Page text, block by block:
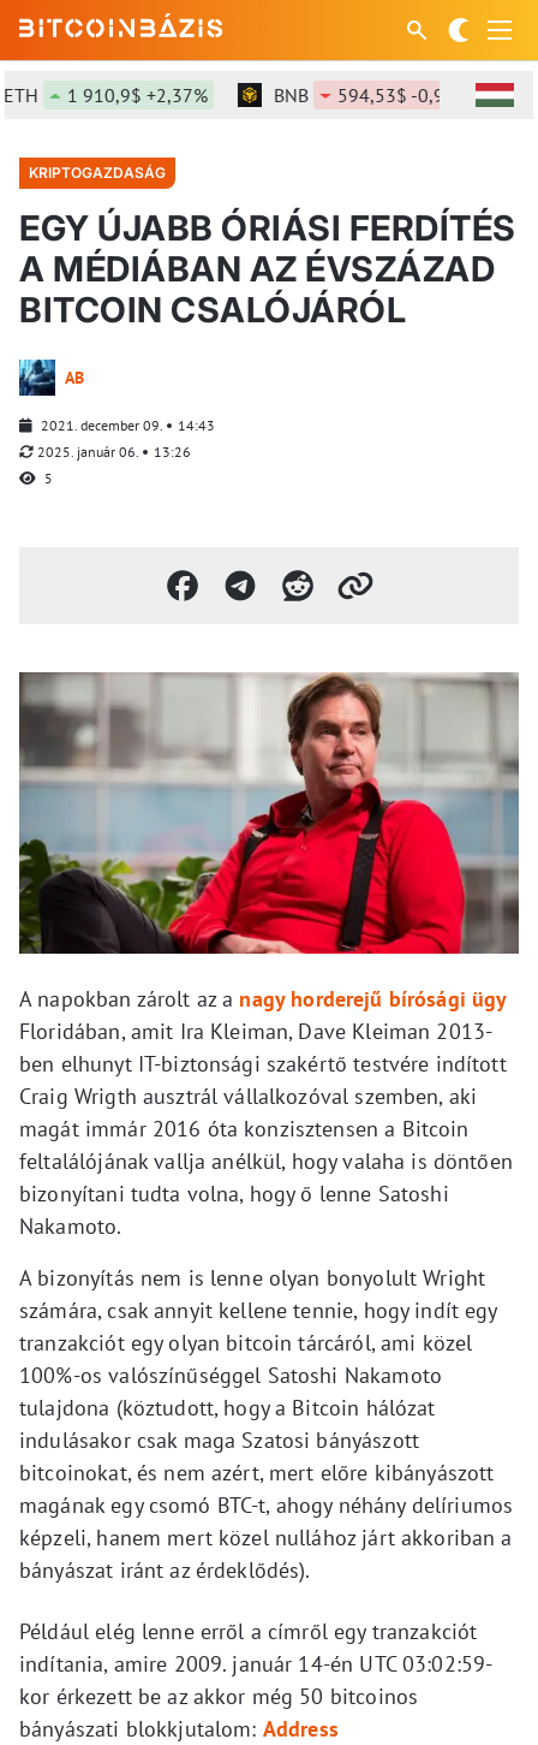
1 910,9$ +2,37% BNB 594,53$ -0,99% SOL
KRIPTOGAZDASÁG
EGY ÚJABB ÓRIÁSI FERDÍTÉS
A MÉDIÁBAN AZ ÉVSZÁZAD
BITCOIN CSALÓJÁRÓL
AB
2021. december 09.
14:43
2025. január 06.
13:26
5
A napokban zárolt az a nagy horderejű bírósági ügy
Floridában, amit Ira Kleiman, Dave Kleiman 2013-
ben elhunyt IT-biztonsági szakértő testvére indított
Craig Wrigth ausztrál vállalkozóval szemben, aki
magát immár 2016 óta konzisztensen a Bitcoin
feltalálójának vallja anélkül, hogy valaha is döntően
bizonyítani tudta volna, hogy ő lenne Satoshi
Nakamoto.
A bizonyítás nem is lenne olyan bonyolult Wright
számára, csak annyit kellene tennie, hogy indít egy
tranzakciót egy olyan bitcoin tárcáról, ami közel
100%-os valószínűséggel Satoshi Nakamoto
tulajdona (köztudott, hogy a Bitcoin hálózat
indulásakor csak maga Szatosi bányászott
bitcoinokat, és nem azért, mert előre kibányászott
magának egy csomó BTC-t, ahogy néhány delíriumos
képzeli, hanem mert közel nullához járt akkoriban a
bányászat iránt az érdeklődés).
Például elég lenne erről a címről egy tranzakciót
indítania, amire 2009. január 14-én UTC 03:02:59-
kor érkezett be az akkor még 50 bitcoinos
bányászati blokkjutalom: Address